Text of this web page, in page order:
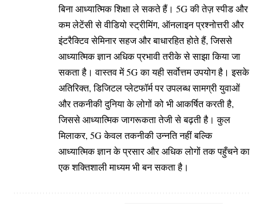
बिना आध्यात्मिक शिक्षा ले सकते हैं। 5G की तेज़ स्पीड और
कम लेटेंसी से वीडियो स्ट्रीमिंग, ऑनलाइन प्रश्नोत्तरी और
इंटरैक्टिव सेमिनार सहज और बाधारहित होते हैं, जिससे
आध्यात्मिक ज्ञान अधिक प्रभावी तरीके से साझा किया जा
सकता है। वास्तव में 5G का यही सर्वोत्तम उपयोग है। इसके
अतिरिक्त, डिजिटल प्लेटफॉर्म पर उपलब्ध सामग्री युवाओं
और तकनीकी दुनिया के लोगों को भी आकर्षित करती है,
जिससे आध्यात्मिक जागरूकता तेजी से बढ़ती है। कुल
मिलाकर, 5G केवल तकनीकी उन्नति नहीं बल्कि
आध्यात्मिक ज्ञान के प्रसार और अधिक लोगों तक पहुँचने का
एक शक्तिशाली माध्यम भी बन सकता है।